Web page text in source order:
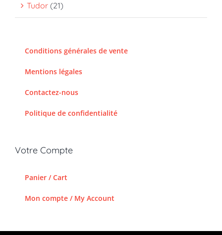
Tudor (21)
Conditions générales de vente
Mentions légales
Contactez-nous
Politique de confidentialité
Votre Compte
Panier / Cart
Mon compte / My Account